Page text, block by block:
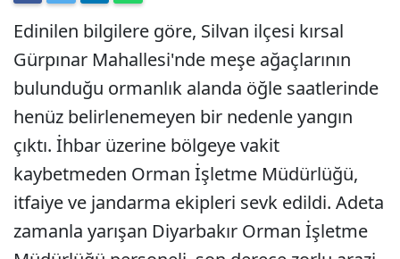
Edinilen bilgilere göre, Silvan ilçesi kırsal
Gürpınar Mahallesi'nde meşe ağaçlarının
bulunduğu ormanlık alanda öğle saatlerinde
henüz belirlenemeyen bir nedenle yangın
çıktı. İhbar üzerine bölgeye vakit
kaybetmeden Orman İşletme Müdürlüğü,
itfaiye ve jandarma ekipleri sevk edildi. Adeta
zamanla yarışan Diyarbakır Orman İşletme